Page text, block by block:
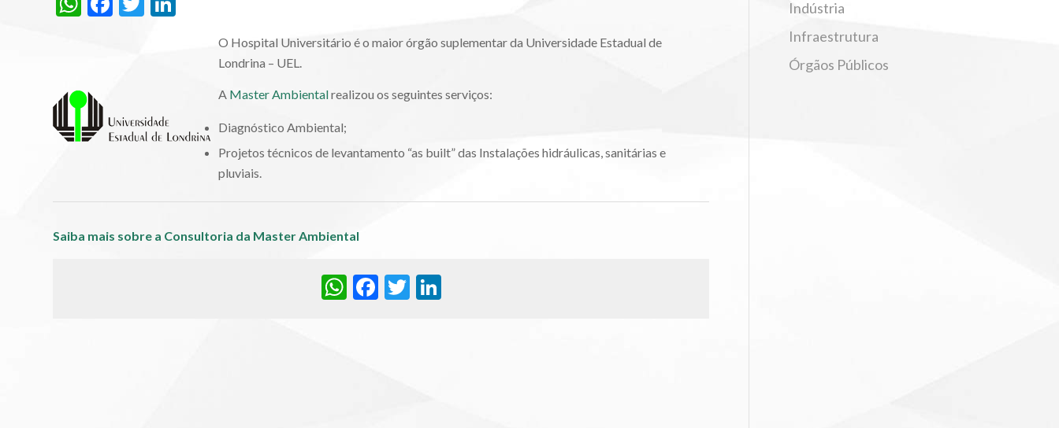
O Hospital Universitário é o maior órgão suplementar da Universidade Estadual de
Londrina – UEL.
A Master Ambientalrealizou os seguintes serviços:
Diagnóstico Ambiental;
Projetos técnicos de levantamento “as built” das Instalações hidráulicas, sanitárias e
pluviais.
Saiba mais sobre a Consultoria da Master Ambiental
WhatsApp
Facebook
Twitter
LinkedIn
Indústria
Infraestrutura
Órgãos Públicos